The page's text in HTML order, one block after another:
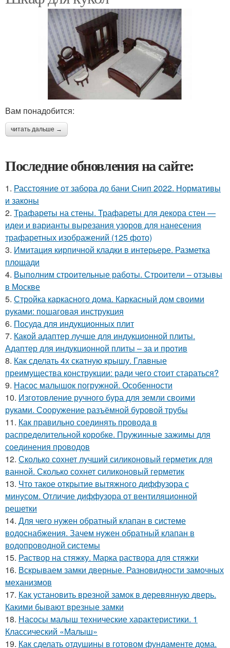
Вам понадобится:
читать дальше →
Последние обновления на сайте:
1. Расстояние от забора до бани Снип 2022. Нормативы
и законы
2. Трафареты на стены. Трафареты для декора стен —
идеи и варианты вырезания узоров для нанесения
трафаретных изображений (125 фото)
3. Имитация кирпичной кладки в интерьере. Разметка
площади
4. Выполним строительные работы. Строители – отзывы
в Москве
5. Стройка каркасного дома. Каркасный дом своими
руками: пошаговая инструкция
6. Посуда для индукционных плит
7. Какой адаптер лучше для индукционной плиты.
Адаптер для индукционной плиты – за и против
8. Как сделать 4х скатную крышу. Главные
преимущества конструкции: ради чего стоит стараться?
9. Насос малышок погружной. Особенности
10. Изготовление ручного бура для земли своими
руками. Сооружение разъёмной буровой трубы
11. Как правильно соединять провода в
распределительной коробке. Пружинные зажимы для
соединения проводов
12. Сколько сохнет лучший силиконовый герметик для
ванной. Сколько сохнет силиконовый герметик
13. Что такое открытие вытяжного диффузора с
минусом. Отличие диффузора от вентиляционной
решетки
14. Для чего нужен обратный клапан в системе
водоснабжения. Зачем нужен обратный клапан в
водопроводной системы
15. Раствор на стяжку. Марка раствора для стяжки
16. Вскрываем замки дверные. Разновидности замочных
механизмов
17. Как установить врезной замок в деревянную дверь.
Какими бывают врезные замки
18. Насосы малыш технические характеристики. 1
Классический «Малыш»
19. Как сделать отдушины в готовом фундаменте дома.